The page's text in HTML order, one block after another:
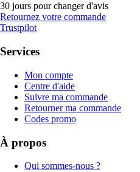
30 jours pour changer d'avis
Retournez votre commande
Trustpilot
Services
Mon compte
Centre d'aide
Suivre ma commande
Retourner ma commande
Codes promo
À propos
Qui sommes-nous ?